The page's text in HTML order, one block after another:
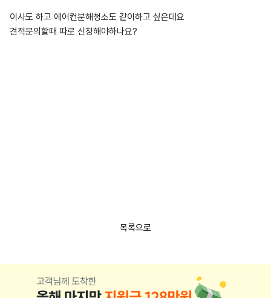
이사도 하고 에어컨분해청소도 같이하고 싶은데요
견적문의할때 따로 신청해야하나요?
목록으로